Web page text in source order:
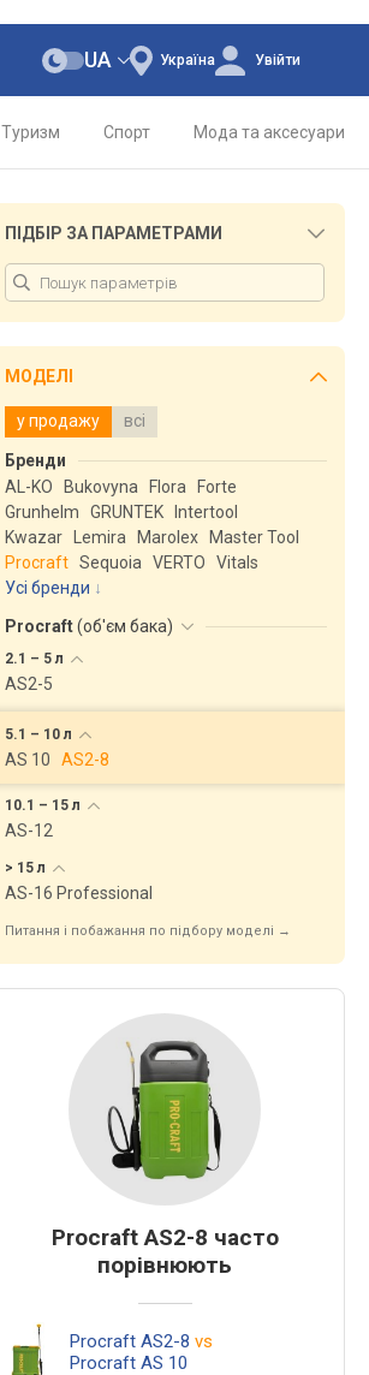
Україна
UA Увійти
Туризм Спорт Мода та аксесуари
ПІДБІР ЗА ПАРАМЕТРАМИ
МОДЕЛІ
у продажу всі
Бренди
AL-KO
Bukovyna Flora
Forte
Grunhelm
GRUNTEK
Intertool
Kwazar
Lemira Marolex
Master Tool
Procraft Sequoia VERTO
Vitals
Усі бренди
Procraft(об'єм бака)
2.1 – 5л
AS2-5
5.1 – 10л
AS 10 AS2-8
10.1 – 15л
AS-12
> 15л
AS-16 Professional
Питання і побажання по підбору моделі →
Procraft AS2-8 часто
порівнюють
Procraft AS2-8 vs
Procraft AS 10